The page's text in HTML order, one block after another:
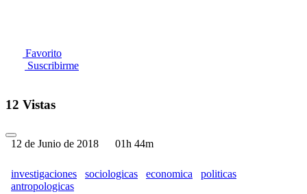
Favorito
Suscribirme
12 Vistas
12 de Junio de 2018 01h 44m
investigaciones sociologicas economica
politicas
antropologicas